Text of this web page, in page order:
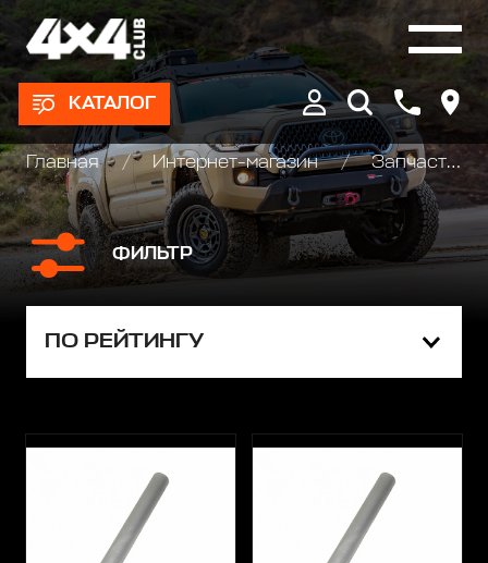
КАТАЛОГ
Главная Интернет-магазин Запчасти и Аксессуары для лебедок
ФИЛЬТР
ПО РЕЙТИНГУ